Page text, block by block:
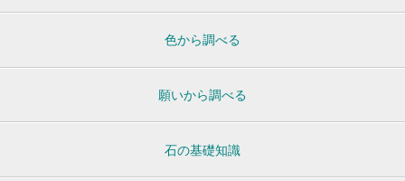
色から調べる
願いから調べる
石の基礎知識